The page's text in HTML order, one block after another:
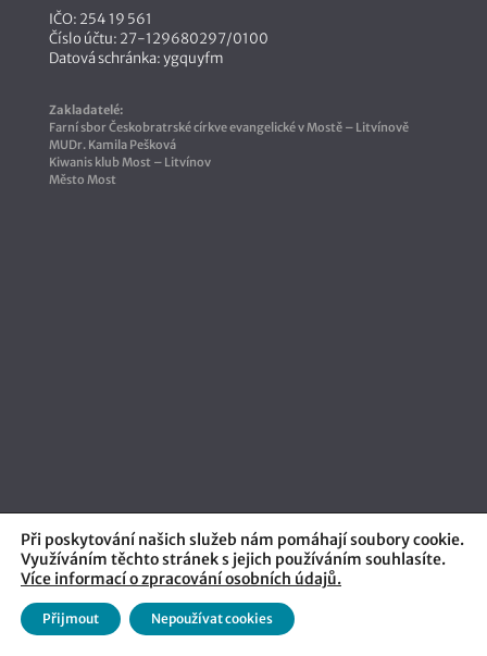
IČO: 254 19 561
Číslo účtu: 27-129680297/0100
Datová schránka: ygquyfm
Zakladatelé:
Farní sbor Českobratrské církve evangelické v Mostě – Litvínově
MUDr. Kamila Pešková
Kiwanis klub Most – Litvínov
Město Most
Při poskytování našich služeb nám pomáhají soubory cookie.
Využíváním těchto stránek s jejich používáním souhlasíte.
Více informací o zpracování osobních údajů.
Přijmout Nepoužívat cookies